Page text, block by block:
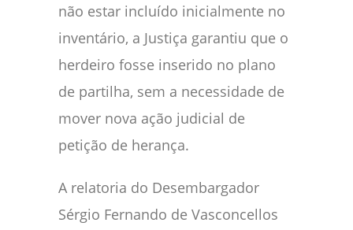
não estar incluído inicialmente no
inventário, a Justiça garantiu que o
herdeiro fosse inserido no plano
de partilha, sem a necessidade de
mover nova ação judicial de
petição de herança.
A relatoria do Desembargador
Sérgio Fernando de Vasconcellos